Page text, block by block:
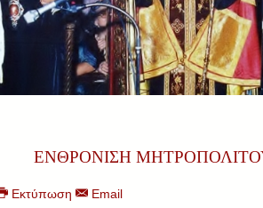
ΕΝΘΡΟΝΙΣΗ
Εκτύπωση Email